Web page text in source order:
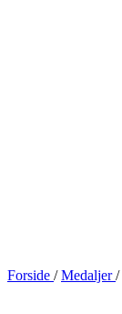
Forside / Medaljer/